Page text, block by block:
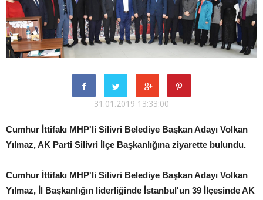
31.01.2019 13:33:00
Cumhur İttifakı MHP'li Silivri Belediye Başkan Adayı Volkan
Yılmaz, AK Parti Silivri İlçe Başkanlığına ziyarette bulundu.
Cumhur İttifakı MHP'li Silivri Belediye Başkan Adayı Volkan
Yılmaz, İl Başkanlığın liderliğinde İstanbul'un 39 İlçesinde AK